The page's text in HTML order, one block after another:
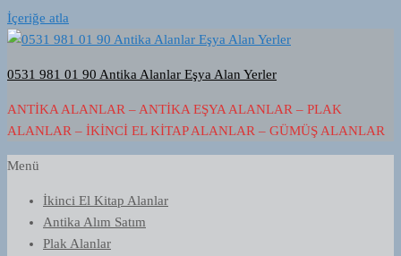
İçeriğe atla
0531 981 01 90 Antika Alanlar Eşya Alan Yerler
ANTIKA ALANLAR – ANTIKA EŞYA ALANLAR – PLAK
ALANLAR – İKINCI EL KITAP ALANLAR – GÜMÜŞ ALANLAR
Menü
İkinci El Kitap Alanlar
Antika Alım Satım
Plak Alanlar